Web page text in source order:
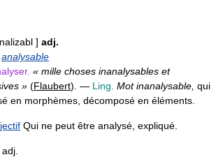
] adj.
analysable
« mille choses inanalysables et
» (Flaubert) — Ling. Mot inanalysable, qui
en morphèmes, décomposé en éléments.
Qui ne peut être analysé, expliqué.